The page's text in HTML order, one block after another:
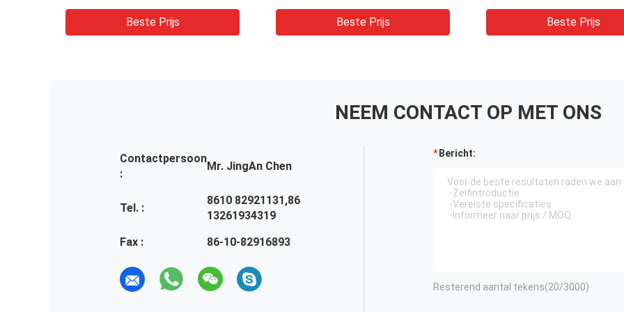
het OppoetsenBeste Prijs Beste Prijs
Vickers
Beste Prijs
NEEM CONTACT OP MET ONS
Contactpersoon
:
Mr. JingAn Chen
Tel. :
8610 82921131,86
13261934319
Fax :
86-10-82916893
Bericht:
Resterend aantal tekens(20/3000)